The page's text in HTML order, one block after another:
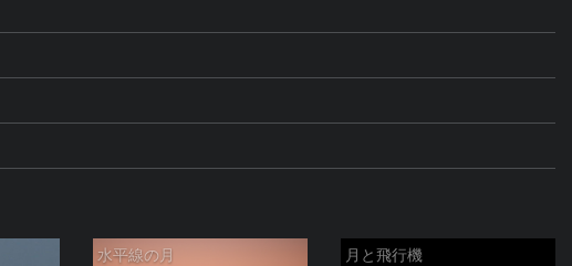
水平線の月 月と飛行機